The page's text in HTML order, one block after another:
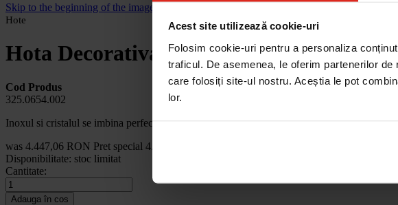
Acest site utilizează cookie-uri
Folosim cookie-uri pentru a personaliza
traficul. De asemenea, le oferim partenerilor
care folosiți site-ul nostru. Aceștia le pot
lor.
Skip to the beginning of the images gallery
Hote
Hota Decorativa FCR 925 TC BK/XS
Cod Produs
325.0654.002
Inoxul si cristalul se imbina perfect cu caminul si cu detaliile metalice.
was 4.447,06 RON Pret special 4.005,98 RON
Disponibilitate: stoc limitat
Cantitate:
Adauga în cos